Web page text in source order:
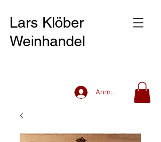
Lars Klöber
Weinhandel
Anmelden